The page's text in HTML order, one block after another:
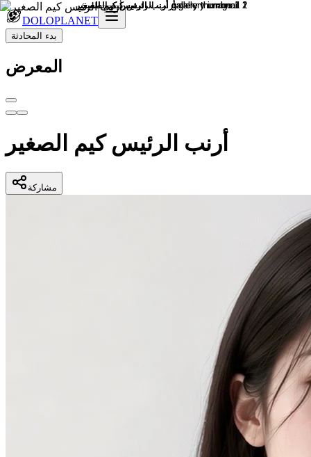
DOLOPLANET
بدء المحادثة
المعرض
أرنب الرئيس كيم الصغير
مشاركة